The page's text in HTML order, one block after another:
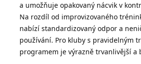
a umožňuje opakovaný nácvik v
Na rozdíl od improvizovaného
nabízí standardizovaný odpor a
používání. Pro kluby s pravidelným
programem je výrazně trvanlivější a